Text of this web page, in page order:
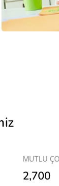
MUTLU
2,700